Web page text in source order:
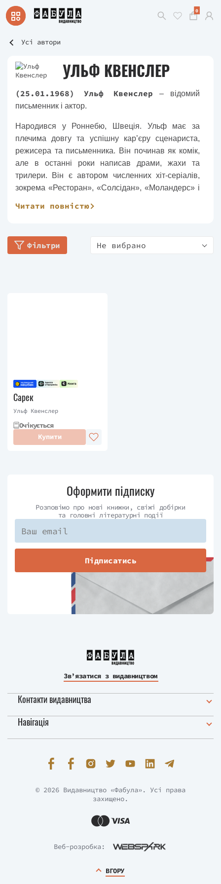
0
Усі автори
УЛЬФ КВЕНСЛЕР
(25.01.1968) Ульф Квенслер – відомий
письменник і актор.
Народився у Роннебю, Швеція. Ульф має за
плечима довгу та успішну кар’єру сценариста,
режисера та письменника. Він починав як комік,
але в останні роки написав драми, жахи та
трилери. Він є автором численних хіт-серіалів,
зокрема «Ресторан», «Солсідан», «Моландерс» і
Читати повністю
Фільтри Не вибрано
Сарек
Ульф Квенслер
Очікується
Купити
Оформити підписку
Розповімо про нові книжки, свіжі добірки
та головні літературні події
Підписатись
Зв’язатися з видавництвом
Контакти видавництва
Навігація
Веб-розробка:
© 2026 Видавництво «Фабула». Усі права
захищено.
ВГОРУ